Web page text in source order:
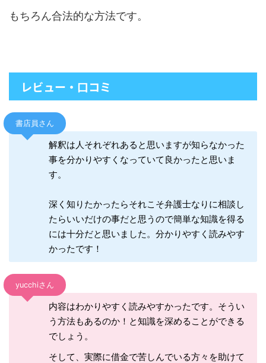
もちろん合法的な方法です。
レビュー・口コミ
書店員さん
解釈は人それぞれあると思いますが知らなかった
事を分かりやすくなっていて良かったと思いま
す。
深く知りたかったらそれこそ弁護士なりに相談し
たらいいだけの事だと思うので簡単な知識を得る
には十分だと思いました。分かりやすく読みやす
かったです！
yucchiさん
内容はわかりやすく読みやすかったです。そうい
う方法もあるのか！と知識を深めることができる
でしょう。
そして、実際に借金で苦しんでいる方々を助けて